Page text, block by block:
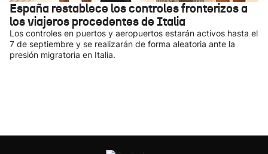
España restablece los controles fronterizos a
los viajeros procedentes de Italia
Los controles en puertos y aeropuertos estarán activos hasta el
7 de septiembre y se realizarán de forma aleatoria ante la
presión migratoria en Italia.